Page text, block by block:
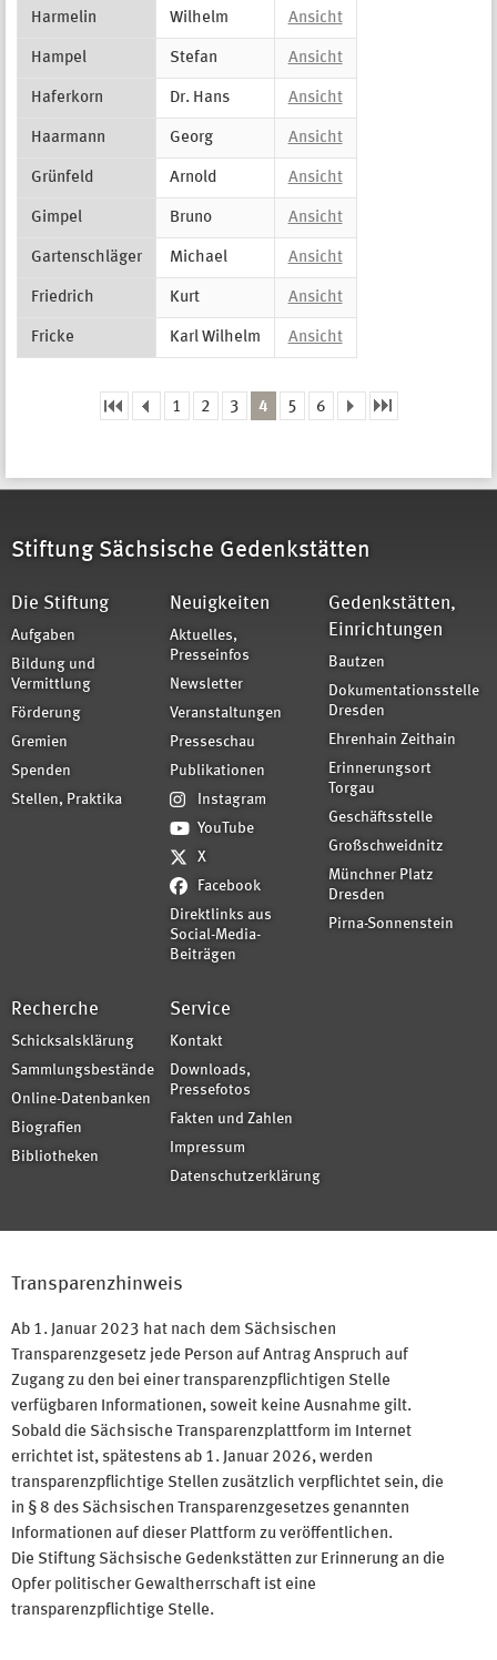
Harmelin Wilhelm Ansicht
Hampel Stefan Ansicht
Haferkorn Dr. Hans Ansicht
Haarmann Georg Ansicht
Grünfeld Arnold Ansicht
Gimpel Bruno Ansicht
Gartenschläger Michael Ansicht
Friedrich Kurt Ansicht
Fricke Karl Wilhelm Ansicht
1 2 3 4 5 6
Stiftung Sächsische Gedenkstätten
Die Stiftung
Aufgaben
Bildung und
Vermittlung
Förderung
Gremien
Spenden
Stellen, Praktika
Neuigkeiten
Aktuelles,
Presseinfos
Newsletter
Veranstaltungen
Presseschau
Publikationen
Instagram
YouTube
X
Facebook
Direktlinks aus
Social-Media-
Beiträgen
Gedenkstätten,
Einrichtungen
Bautzen
Dokumentationsstelle
Dresden
Ehrenhain Zeithain
Erinnerungsort
Torgau
Geschäftsstelle
Großschweidnitz
Münchner Platz
Dresden
Pirna-Sonnenstein
Recherche
Schicksalsklärung
Sammlungsbestände
Online-Datenbanken
Biografien
Bibliotheken
Service
Kontakt
Downloads,
Pressefotos
Fakten und Zahlen
Impressum
Datenschutzerklärung
Transparenzhinweis
Ab 1. Januar 2023 hat nach dem Sächsischen
Transparenzgesetz jede Person auf Antrag Anspruch auf
Zugang zu den bei einer transparenzpflichtigen Stelle
verfügbaren Informationen, soweit keine Ausnahme gilt.
Sobald die Sächsische Transparenzplattform im Internet
errichtet ist, spätestens ab 1. Januar 2026, werden
transparenzpflichtige Stellen zusätzlich verpflichtet sein, die
in § 8 des Sächsischen Transparenzgesetzes genannten
Informationen auf dieser Plattform zu veröffentlichen.
Die Stiftung Sächsische Gedenkstätten zur Erinnerung an die
Opfer politischer Gewaltherrschaft ist eine
transparenzpflichtige Stelle.